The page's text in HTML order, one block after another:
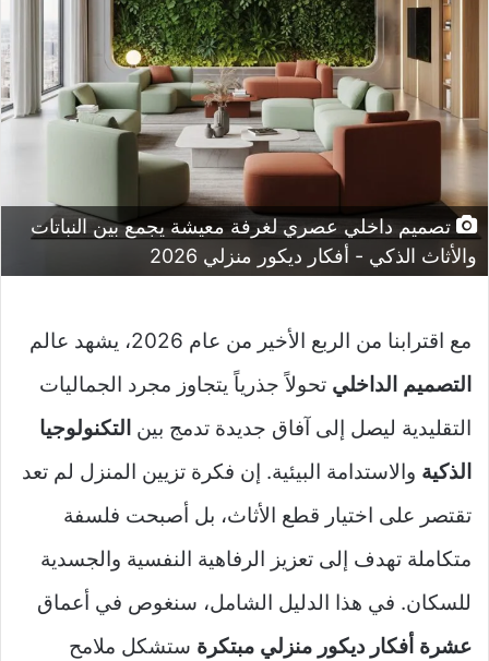
تصميم داخلي عصري لغرفة معيشة يجمع بين النباتات
والأثاث الذكي - أفكار ديكور منزلي 2026
مع اقترابنا من الربع الأخير من عام 2026، يشهد عالم
التصميم الداخلي تحولاً جذرياً يتجاوز مجرد الجماليات
التقليدية ليصل إلى آفاق جديدة تدمج بين التكنولوجيا
الذكية والاستدامة البيئية. إن فكرة تزيين المنزل لم تعد
تقتصر على اختيار قطع الأثاث، بل أصبحت فلسفة
متكاملة تهدف إلى تعزيز الرفاهية النفسية والجسدية
للسكان. في هذا الدليل الشامل، سنغوص في أعماق
عشرة أفكار ديكور منزلي مبتكرة ستشكل ملامح